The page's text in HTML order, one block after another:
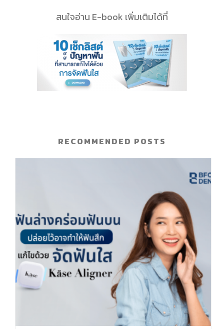
สนใจอ่าน E-book เพิ่มเติมได้ที่
RECOMMENDED POSTS